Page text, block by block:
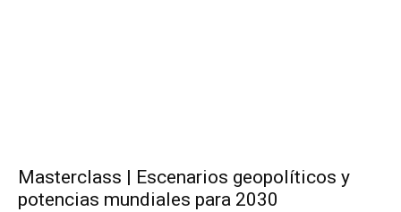
Masterclass | Escenarios geopolíticos y
potencias mundiales para 2030